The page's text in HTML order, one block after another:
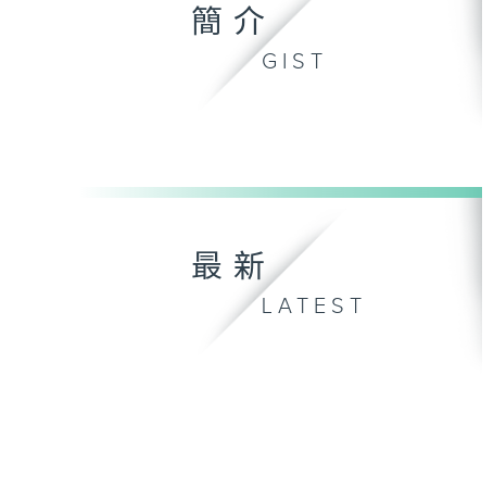
簡介
GIST
最新
LATEST